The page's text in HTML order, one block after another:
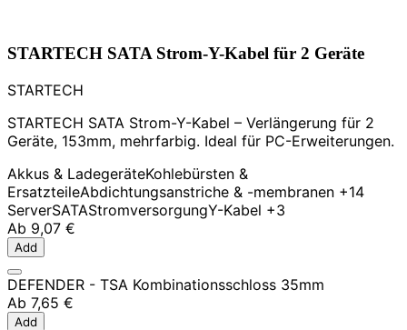
STARTECH SATA Strom-Y-Kabel für 2 Geräte
STARTECH
STARTECH SATA Strom-Y-Kabel – Verlängerung für 2
Geräte, 153mm, mehrfarbig. Ideal für PC-Erweiterungen.
Akkus & LadegeräteKohlebürsten &
ErsatzteileAbdichtungsanstriche & -membranen +14
ServerSATAStromversorgungY-Kabel +3
Ab 9,07 €
Add
DEFENDER - TSA Kombinationsschloss 35mm
Ab 7,65 €
Add